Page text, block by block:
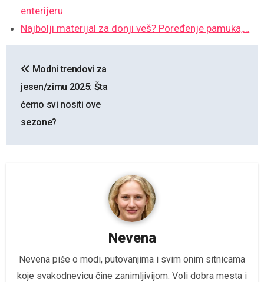
enterijeru
Najbolji materijal za donji veš? Poređenje pamuka,…
članka
Modni trendovi za
jesen/zimu 2025: Šta
ćemo svi nositi ove
sezone?
Nevena
Nevena piše o modi, putovanjima i svim onim sitnicama
koje svakodnevicu čine zanimljivijom. Voli dobra mesta i